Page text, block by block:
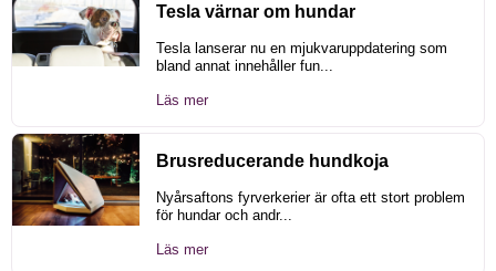
Tesla värnar om hundar
Tesla lanserar nu en mjukvaruppdatering som
bland annat innehåller fun...
Läs mer
Brusreducerande hundkoja
Nyårsaftons fyrverkerier är ofta ett stort problem
för hundar och andr...
Läs mer